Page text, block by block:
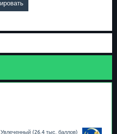
Увлеченный (26.4 тыс. баллов)